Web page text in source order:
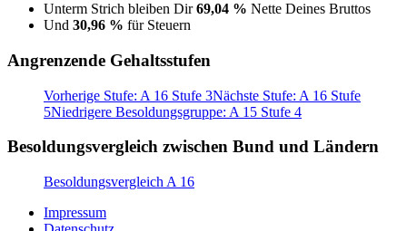
Unterm Strich bleiben Dir69,04 % Nette Deines Bruttos
Und 30,96 % für Steuern
Angrenzende Gehaltsstufen
Vorherige Stufe: A 16 Stufe 3Nächste Stufe: A 16 Stufe
5Niedrigere Besoldungsgruppe: A 15 Stufe 4
Besoldungsvergleich zwischen Bund und Ländern
Besoldungsvergleich A 16
Impressum